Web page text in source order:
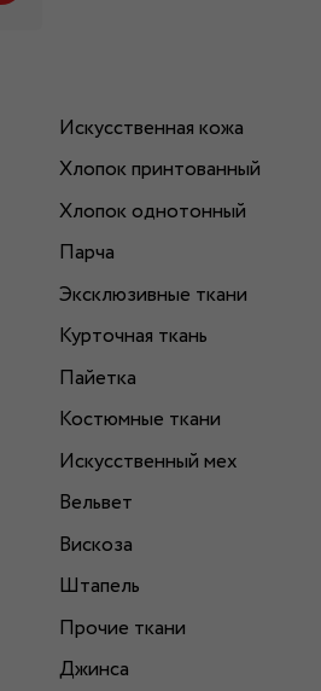
Искусственная кожа
Хлопок принтованный
Хлопок однотонный
Парча
Эксклюзивные ткани
Курточная ткань
Пайетка
Костюмные ткани
Искусственный мех
Вельвет
Вискоза
Штапель
Прочие ткани
Джинса